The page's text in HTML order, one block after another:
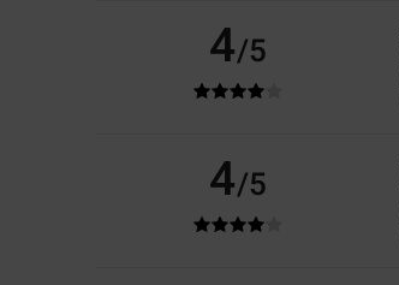
4/5
4/5